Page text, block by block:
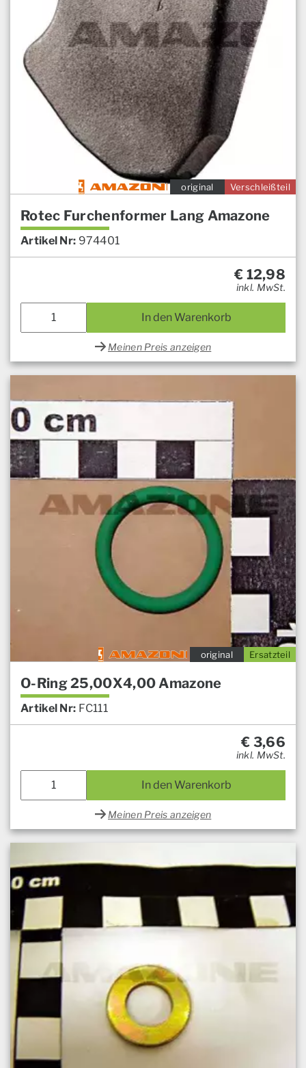
Verschleißteil
original
Rotec Furchenformer Lang Amazone
Artikel Nr: 974401
€ 12,98
inkl. MwSt.
In den Warenkorb
Meinen Preis anzeigen
Ersatzteil
original
O-Ring 25,00X4,00 Amazone
Artikel Nr: FC111
€ 3,66
inkl. MwSt.
In den Warenkorb
Meinen Preis anzeigen